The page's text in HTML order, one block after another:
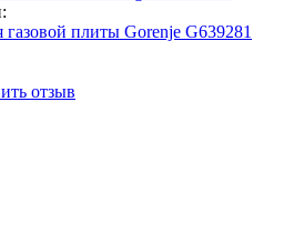
газовой плиты Gorenje G639281
отзыв